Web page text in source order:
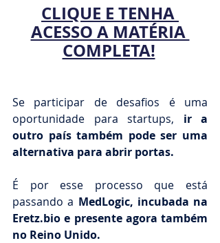
CLIQUE E TENHA
ACESSO A MATÉRIA
COMPLETA!
Se participar de desafios é uma
oportunidade para startups, ir a
outro país também pode ser uma
alternativa para abrir portas.
É por esse processo que está
passando a MedLogic, incubada na
Eretz.bio e presente agora também
no Reino Unido.